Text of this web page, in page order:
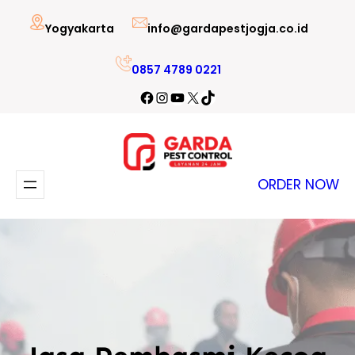
Lewati
Yogyakarta info@gardapestjogja.co.id
0857 4789 0221
Facebook
Instagram
YouTube
X TikTok
ORDER NOW